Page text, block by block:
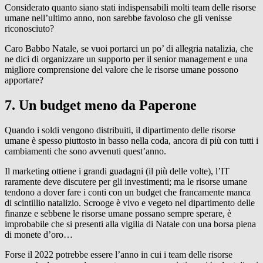
Considerato quanto siano stati indispensabili molti team delle risorse
umane nell’ultimo anno, non sarebbe favoloso che gli venisse
riconosciuto?
Caro Babbo Natale, se vuoi portarci un po’ di allegria natalizia, che
ne dici di organizzare un supporto per il senior management e una
migliore comprensione del valore che le risorse umane possono
apportare?
7. Un budget meno da Paperone
Quando i soldi vengono distribuiti, il dipartimento delle risorse
umane è spesso piuttosto in basso nella coda, ancora di più con tutti i
cambiamenti che sono avvenuti quest’anno.
Il marketing ottiene i grandi guadagni (il più delle volte), l’IT
raramente deve discutere per gli investimenti; ma le risorse umane
tendono a dover fare i conti con un budget che francamente manca
di scintillio natalizio. Scrooge è vivo e vegeto nel dipartimento delle
finanze e sebbene le risorse umane possano sempre sperare, è
improbabile che si presenti alla vigilia di Natale con una borsa piena
di monete d’oro…
Forse il 2022 potrebbe essere l’anno in cui i team delle risorse